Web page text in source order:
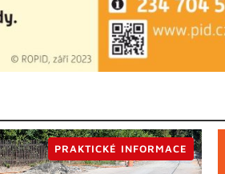
PRAKTICKÉ INFORMACE